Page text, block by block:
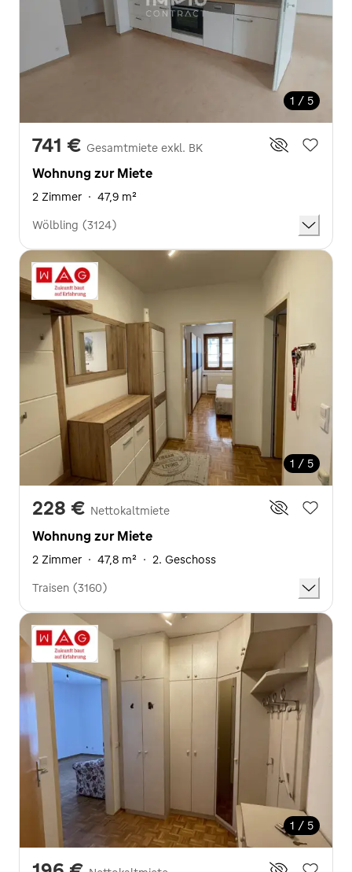
1 / 5
741 € Gesamtmiete exkl. BK
Wohnung zur Miete
2 Zimmer · 47,9 m²
Wölbling (3124)
1 / 5
228 € Nettokaltmiete
Wohnung zur Miete
2 Zimmer · 47,8 m² · 2. Geschoss
Traisen (3160)
1 / 5